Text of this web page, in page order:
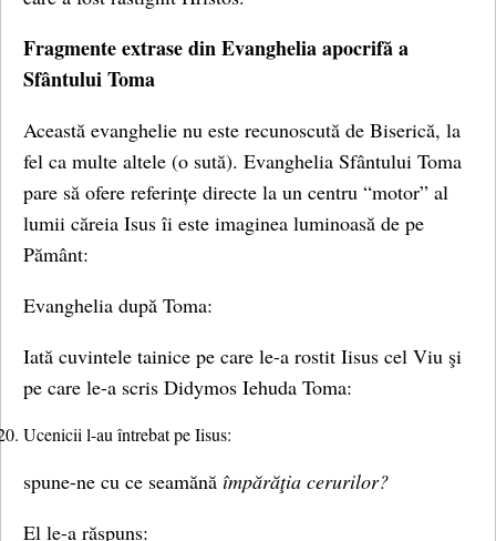
Fragmente extrase din Evanghelia apocrifă a
Sfântului Toma
Această evanghelie nu este recunoscută de Biserică, la
fel ca multe altele (o sută). Evanghelia Sfântului Toma
pare să ofere referințe directe la un centru “motor” al
lumii căreia Isus îi este imaginea luminoasă de pe
Pământ:
Evanghelia după Toma:
Iată cuvintele tainice pe care le-a rostit Iisus cel Viu şi
pe care le-a scris Didymos Iehuda Toma:
Ucenicii l-au întrebat pe Iisus:
spune-ne cu ce seamănă împărăţia cerurilor?
El le-a răspuns: